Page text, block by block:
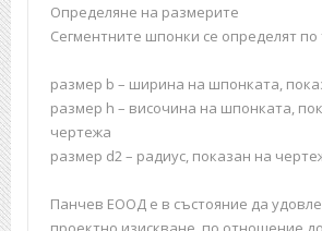
Определяне на размерите
Сегментните шпонки се определят
размер b – ширина на шпонката,
размер h – височина на шпонката,
чертежа
размер d2 – радиус, показан на
Панчев ЕООД е в състояние да